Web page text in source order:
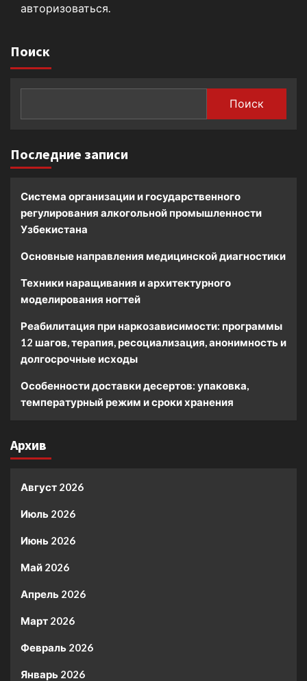
авторизоваться
Поиск
Поиск
Последние записи
Система организации и государственного
регулирования алкогольной промышленности
Узбекистана
Основные направления медицинской диагностики
Техники наращивания и архитектурного
моделирования ногтей
Реабилитация при наркозависимости: программы
12 шагов, терапия, ресоциализация, анонимность и
долгосрочные исходы
Особенности доставки десертов: упаковка,
температурный режим и сроки хранения
Архив
Август 2026
Июль 2026
Июнь 2026
Май 2026
Апрель 2026
Март 2026
Февраль 2026
Январь 2026